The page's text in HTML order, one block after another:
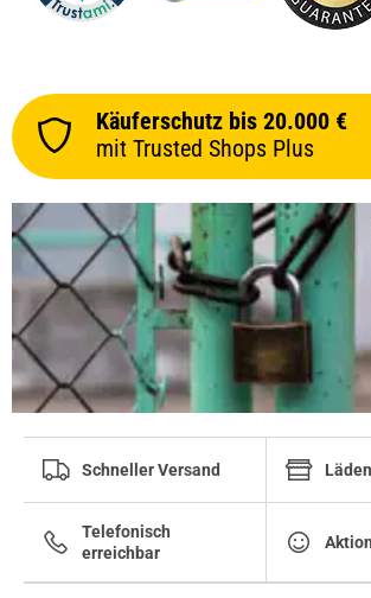
Käuferschutz bis 20.000 €
mit Trusted Shops Plus
Schneller Versand
Telefonisch
erreichbar